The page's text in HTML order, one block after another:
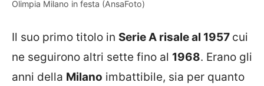
Olimpia Milano in festa (AnsaFoto)
Il suo primo titolo in Serie A risale al 1957 cui
ne seguirono altri sette fino al 1968. Erano gli
anni della Milano imbattibile, sia per quanto